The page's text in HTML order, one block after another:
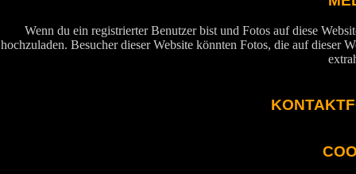
Wenn du ein registrierter Benutzer bist und Fotos auf diese
hochzuladen. Besucher dieser Website könnten Fotos, die auf dieser